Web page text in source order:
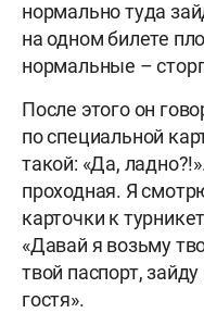
нормально туда
на одном билете
нормальные –
После этого он
по специальной
такой: «Да,
проходная. Я
карточки к
«Давай я возьму
твой паспорт,
гостя».